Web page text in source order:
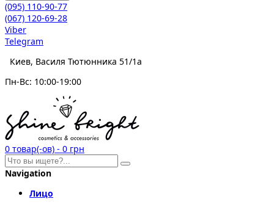
(095) 110-90-77
(067) 120-69-28
Viber
Telegram
Киев, Василя Тютюнника 51/1а
Пн-Вс: 10:00-19:00
0 товар(-ов) - 0 грн
Navigation
Лицо